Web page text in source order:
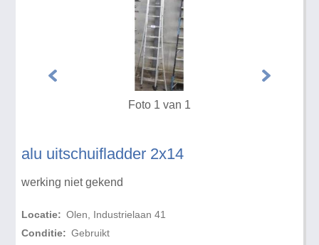
alu uitschuifladder 2x14
werking niet gekend
Locatie: Olen, Industrielaan 41
Conditie: Gebruikt
Foto 1 van 1